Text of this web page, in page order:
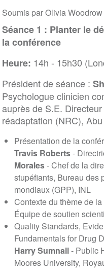
Soumis par Olivia
Séance 1 : Planter le
la conférence
Heure: 14h - 15h30
Président de séance :
Psychologue clinicien
auprès de S.E.
réadaptation (NRC),
Présentation de la
Travis Roberts-
Morales- Chef de la
stupéfiants, Bureau des
mondiaux (GPP), INL
Contexte du thème de
Équipe de soutien
Quality Standards,
Fundamentals for Drug
Harry Sumnall- Public
Moores University,